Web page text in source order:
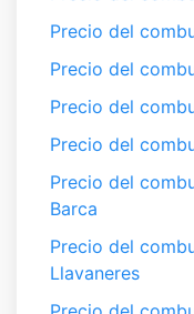
Precio del
Precio del
Precio del
Precio del
Precio del
Barca
Precio del
Llavaneres